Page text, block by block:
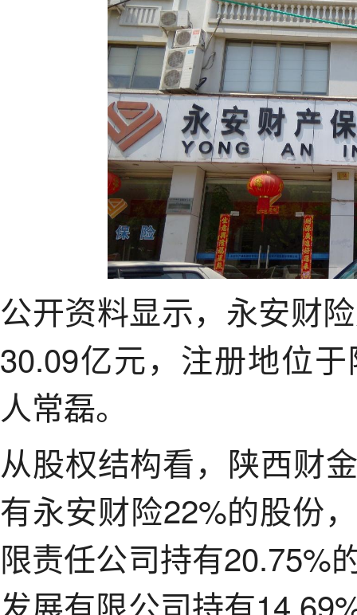
公开资料显示，永安财
30.09亿元，注册地位
人常磊。
从股权结构看，陕西财
有永安财险22%的股份
限责任公司持有20.75%
发展有限公司持有